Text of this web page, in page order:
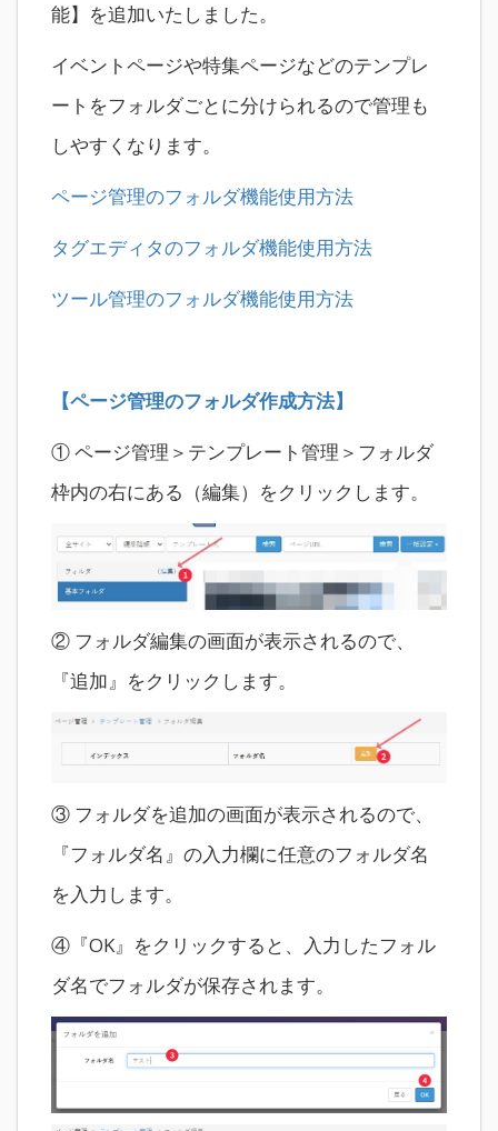
能】を追加いたしました。
イベントページや特集ページなどのテンプレ
ートをフォルダごとに分けられるので管理も
しやすくなります。
ページ管理のフォルダ機能使用方法
タグエディタのフォルダ機能使用方法
ツール管理のフォルダ機能使用方法
【ページ管理のフォルダ作成方法】
① ページ管理＞テンプレート管理＞フォルダ
枠内の右にある（編集）をクリックします。
② フォルダ編集の画面が表示されるので、
『追加』をクリックします。
③ フォルダを追加の画面が表示されるので、
『フォルダ名』の入力欄に任意のフォルダ名
を入力します。
④『OK』をクリックすると、入力したフォル
ダ名でフォルダが保存されます。